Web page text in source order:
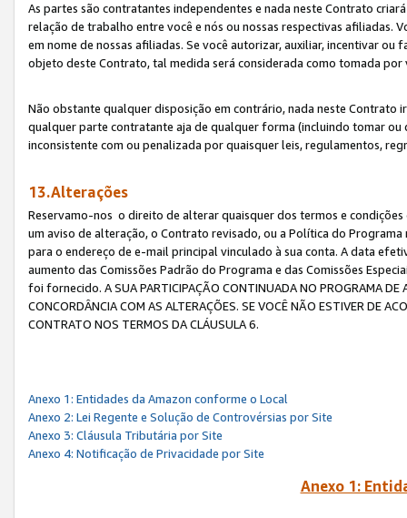
As partes são contratantes independentes e nada neste Contrato
relação de trabalho entre você e nós ou nossas respectivas afiliadas.
em nome de nossas afiliadas. Se você autorizar, auxiliar, incentivar
objeto deste Contrato, tal medida será considerada como tomada por
Não obstante qualquer disposição em contrário, nada neste
qualquer parte contratante aja de qualquer forma (incluindo tomar ou
inconsistente com ou penalizada por quaisquer leis, regulamentos,
13.Alterações
Reservamo-nos o direito de alterar quaisquer dos termos e
um aviso de alteração, o Contrato revisado, ou a Política do
para o endereço de e-mail principal vinculado à sua conta. A data
aumento das Comissões Padrão do Programa e das Comissões
foi fornecido. A SUA PARTICIPAÇÃO CONTINUADA NO PROGRAMA DE
CONCORDÂNCIA COM AS ALTERAÇÕES. SE VOCÊ NÃO ESTIVER DE
CONTRATO NOS TERMOS DA CLÁUSULA 6.
Anexo 1: Entidades da Amazon conforme o Local
Anexo 2: Lei Regente e Solução de Controvérsias por Site
Anexo 3: Cláusula Tributária por Site
Anexo 4: Notificação de Privacidade por Site
Anexo 1: